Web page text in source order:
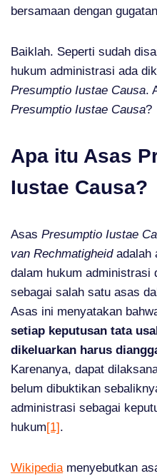
bersamaan dengan
Baiklah. Seperti sudah
hukum administrasi ada
Presumptio Iustae Causa.
Presumptio Iustae Causa?
Apa itu Asas
Iustae Causa?
Asas Presumptio Iustae
van Rechmatigheidadalah
dalam hukum administrasi
sebagai salah satu asas
Asas ini menyatakan
setiap keputusan tata
dikeluarkan harus
Karenanya, dapat
belum dibuktikan
administrasi sebagai
hukum[1].
Wikipediamenyebutkan